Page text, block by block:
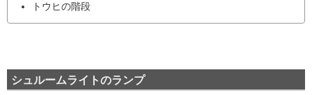
トウヒの階段
シュルームライトのランプ